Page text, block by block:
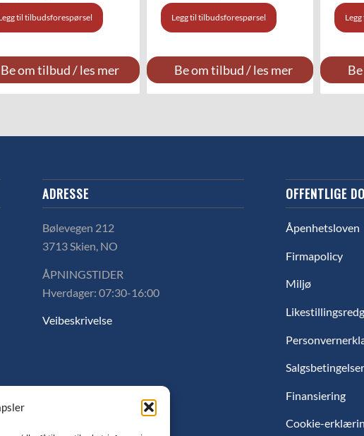
til tilbudsforespørsel
Be om tilbud / les mer
Legg til tilbudsforespørsel
Be om tilbud / les mer
ADRESSE
Bølevegen 212
3713 Skien, NO
ÅPNINGSTIDER
Hverdager: 07:30-16:00
Veibeskrivelse
OFFENTLIGE
Åpenhetsloven
Firmapolicy
Miljø
Salgsbetingelser
Finansiering
Cookie-